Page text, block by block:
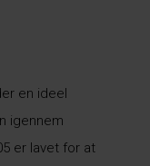
en ideel
igennem
er lavet for at